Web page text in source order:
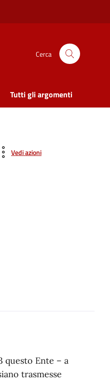
Cerca
Tutti gli argomenti
Vedi azioni
questo Ente – a
trasmesse